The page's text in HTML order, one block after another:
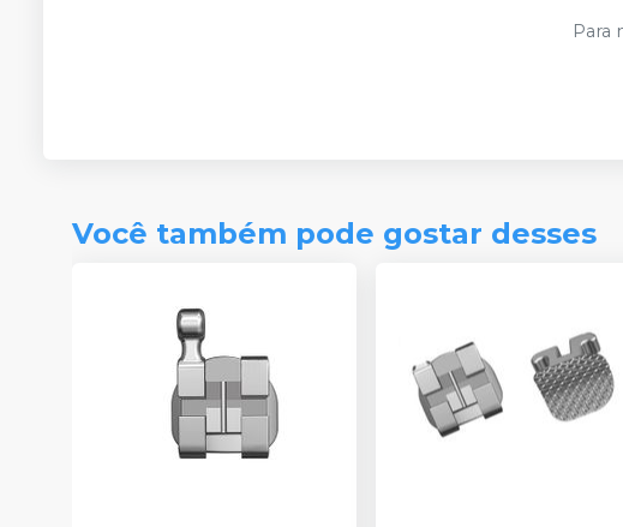
Para
Você também pode gostar desses